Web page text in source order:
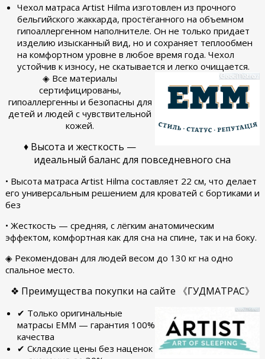
Чехол матраса Artist Hilma изготовлен из прочного
бельгийского жаккарда, простёганного на объемном
гипоаллергенном наполнителе. Он не только придает
изделию изысканный вид, но и сохраняет теплообмен
на комфортном уровне в любое время года. Чехол
устойчив к износу, не скатывается и легко очищается.
◈ Все материалы
сертифицированы,
гипоаллергенны и безопасны для
детей и людей с чувствительной
кожей.
♦ Высота и жесткость —
идеальный баланс для повседневного сна
• Высота матраса Artist Hilma составляет 22 см, что делает
его универсальным решением для кроватей с бортиками и
без
• Жесткость — средняя, с лёгким анатомическим
эффектом, комфортная как для сна на спине, так и на боку.
◈ Рекомендован для людей весом до 130 кг на одно
спальное место.
❖ Преимущества покупки на сайте 《ГУДМАТРАС》
✔ Только оригинальные
матрасы ЕММ — гарантия 100%
качества
✔ Складские цены без наценок